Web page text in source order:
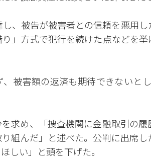
、被告が被害者との信頼を悪用
」方式で犯行を続けた点などを
被害額の返済も期待できないと
求め、「捜査機関に金融取引の
組んだ」と述べた。公判に出席し
しい」と頭を下げた。